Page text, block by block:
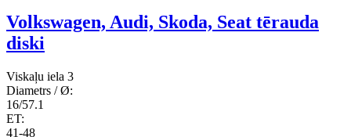
Volkswagen, Audi, Skoda, Seat tērauda
diski
Viskaļu iela 3
Diametrs / Ø:
16/57.1
ET:
41-48